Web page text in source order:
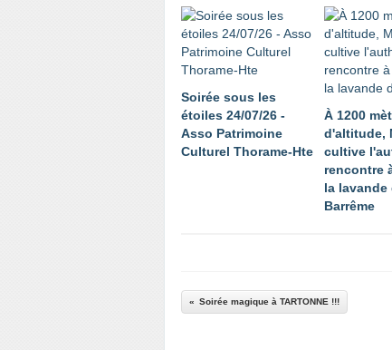
Soirée sous les
étoiles 24/07/26 -
Asso Patrimoine
Culturel Thorame-Hte
À 1200
d'altitude,
cultive
rencontre
la lavande
Barrême
Soirée magique à TARTONNE !!!